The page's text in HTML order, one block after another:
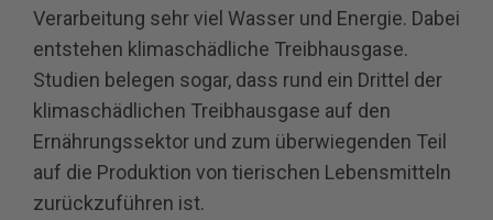
Verarbeitung sehr viel Wasser und Energie. Dabei
entstehen klimaschädliche Treibhausgase.
Studien belegen sogar, dass rund ein Drittel der
klimaschädlichen Treibhausgase auf den
Ernährungssektor und zum überwiegenden Teil
auf die Produktion von tierischen Lebensmitteln
zurückzuführen ist.